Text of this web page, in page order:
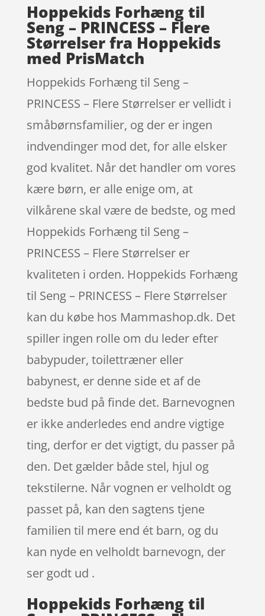
Hoppekids Forhæng til
Seng – PRINCESS – Flere
Størrelser fra Hoppekids
med PrisMatch
Hoppekids Forhæng til Seng –
PRINCESS – Flere Størrelser er vellidt i
småbørnsfamilier, og der er ingen
indvendinger mod det, for alle elsker
god kvalitet. Når det handler om vores
kære børn, er alle enige om, at
vilkårene skal være de bedste, og med
Hoppekids Forhæng til Seng –
PRINCESS – Flere Størrelser er
kvaliteten i orden. Hoppekids Forhæng
til Seng – PRINCESS – Flere Størrelser
kan du købe hos Mammashop.dk. Det
spiller ingen rolle om du leder efter
babypuder, toilettræner eller
babynest, er denne side et af de
bedste bud på finde det. Barnevognen
er ikke anderledes end andre vigtige
ting, derfor er det vigtigt, du passer på
den. Det gælder både stel, hjul og
tekstilerne. Når vognen er velholdt og
passet på, kan den sagtens tjene
familien til mere end ét barn, og du
kan nyde en velholdt barnevogn, der
ser godt ud .
Hoppekids Forhæng til